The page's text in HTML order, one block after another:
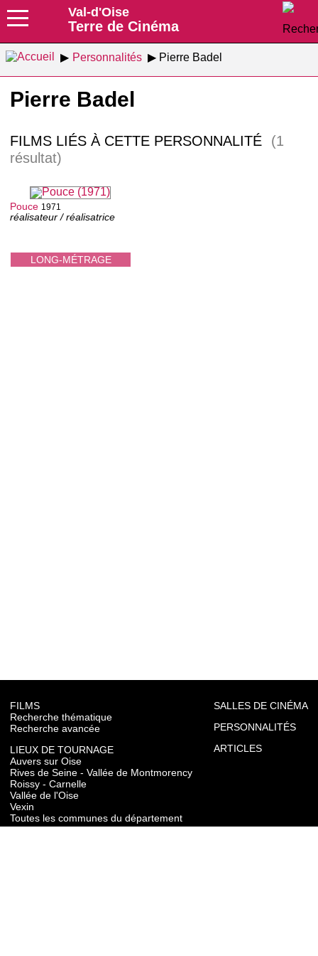
Val-d'Oise
Terre de Cinéma
Personnalités Pierre Badel
Pierre Badel
FILMS LIÉS À CETTE PERSONNALITÉ
(1
résultat)
LONG-MÉTRAGE
Pouce 1971
réalisateur / réalisatrice
FILMS
Recherche thématique
Recherche avancée
LIEUX DE TOURNAGE
Auvers sur Oise
Rives de Seine - Vallée de Montmorency
Roissy - Carnelle
Vallée de l'Oise
Vexin
Toutes les communes du département
SALLES DE CINÉMA
PERSONNALITÉS
ARTICLES